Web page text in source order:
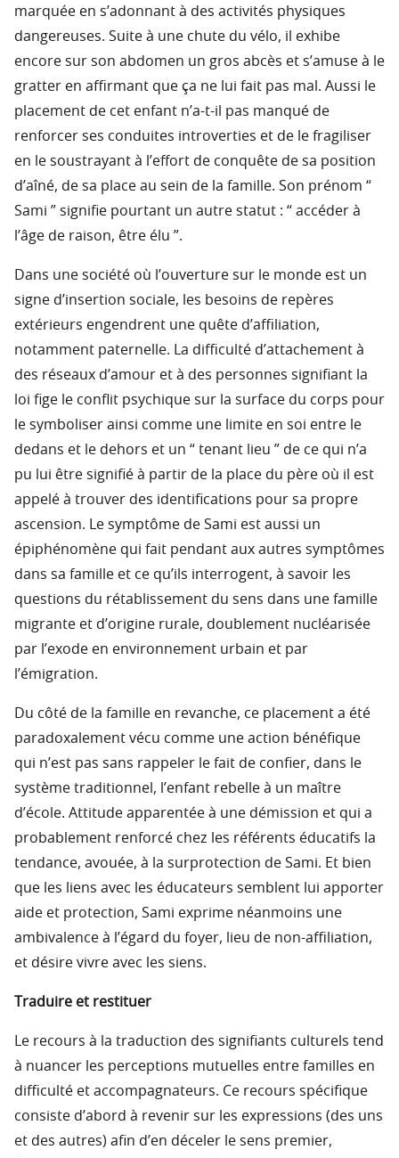
marquée en s’adonnant à des activités physiques
dangereuses. Suite à une chute du vélo, il exhibe
encore sur son abdomen un gros abcès et s’amuse à le
gratter en affirmant que ça ne lui fait pas mal. Aussi le
placement de cet enfant n’a-t-il pas manqué de
renforcer ses conduites introverties et de le fragiliser
en le soustrayant à l’effort de conquête de sa position
d’aîné, de sa place au sein de la famille. Son prénom “
Sami ” signifie pourtant un autre statut : “ accéder à
l’âge de raison, être élu ”.
Dans une société où l’ouverture sur le monde est un
signe d’insertion sociale, les besoins de repères
extérieurs engendrent une quête d’affiliation,
notamment paternelle. La difficulté d’attachement à
des réseaux d’amour et à des personnes signifiant la
loi fige le conflit psychique sur la surface du corps pour
le symboliser ainsi comme une limite en soi entre le
dedans et le dehors et un “ tenant lieu ” de ce qui n’a
pu lui être signifié à partir de la place du père où il est
appelé à trouver des identifications pour sa propre
ascension. Le symptôme de Sami est aussi un
épiphénomène qui fait pendant aux autres symptômes
dans sa famille et ce qu’ils interrogent, à savoir les
questions du rétablissement du sens dans une famille
migrante et d’origine rurale, doublement nucléarisée
par l’exode en environnement urbain et par
l’émigration.
Du côté de la famille en revanche, ce placement a été
paradoxalement vécu comme une action bénéfique
qui n’est pas sans rappeler le fait de confier, dans le
système traditionnel, l’enfant rebelle à un maître
d’école. Attitude apparentée à une démission et qui a
probablement renforcé chez les référents éducatifs la
tendance, avouée, à la surprotection de Sami. Et bien
que les liens avec les éducateurs semblent lui apporter
aide et protection, Sami exprime néanmoins une
ambivalence à l’égard du foyer, lieu de non-affiliation,
et désire vivre avec les siens.
Traduire et restituer
Le recours à la traduction des signifiants culturels tend
à nuancer les perceptions mutuelles entre familles en
difficulté et accompagnateurs. Ce recours spécifique
consiste d’abord à revenir sur les expressions (des uns
et des autres) afin d’en déceler le sens premier,